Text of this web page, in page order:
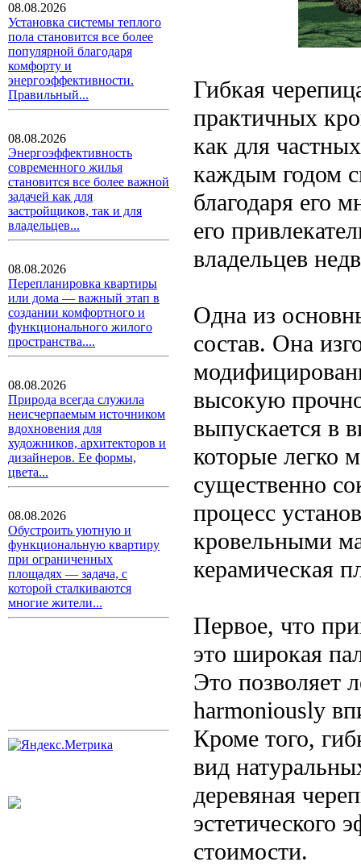
08.08.2026
Установка системы теплого
пола становится все более
популярной благодаря
комфорту и
энергоэффективности.
Правильный...
08.08.2026
Энергоэффективность
современного жилья
становится все более важной
задачей как для
застройщиков, так и для
владельцев...
08.08.2026
Перепланировка квартиры
или дома — важный этап в
создании комфортного и
функционального жилого
пространства....
08.08.2026
Природа всегда служила
неисчерпаемым источником
вдохновения для
художников, архитекторов и
дизайнеров. Ее формы,
цвета...
08.08.2026
Обустроить уютную и
функциональную квартиру
при ограниченных
площадях — задача, с
которой сталкиваются
многие жители...
Гибкая
практичных
как для
каждым годом
благодаря его
его
владельцев
Одна из
состав. Она
высокую
выпускается в
которые легко
существенно
процесс
кровельными
керамическая
Первое, что
это широкая
Это позволяет
harmoniously
Кроме того,
вид
деревяная
эстетического
стоимости.